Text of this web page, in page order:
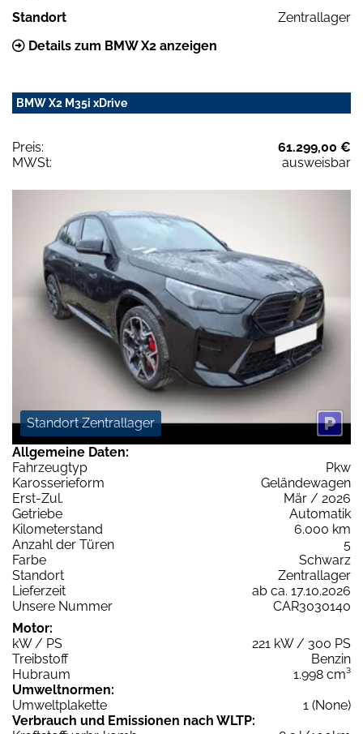
Standort
Zentrallager
Details zum BMW X2 anzeigen
BMW X2 M35i xDrive
Preis:
61.299,00 €
MWSt:
ausweisbar
Standort Zentrallager
Allgemeine Daten:
Fahrzeugtyp
Pkw
Karosserieform
Geländewagen
Erst-Zul.
Mär / 2026
Getriebe
Automatik
Kilometerstand
6.000 km
Anzahl der Türen
5
Farbe
Schwarz
Standort
Zentrallager
Lieferzeit
ab ca. 17.10.2026
Unsere Nummer
CAR3030140
Motor:
kW / PS
221 kW / 300 PS
Treibstoff
Benzin
Hubraum
1.998 cm³
Umweltnormen:
Umweltplakette
1 (None)
Verbrauch und Emissionen nach WLTP: